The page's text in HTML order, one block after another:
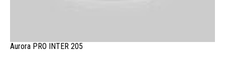
Aurora PRO INTER 205